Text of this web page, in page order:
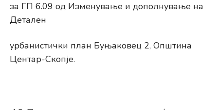
за ГП 6.09 од Изменување и дополнување на
Детален
урбанистички план Буњаковец 2, Општина
Центар-Скопје.